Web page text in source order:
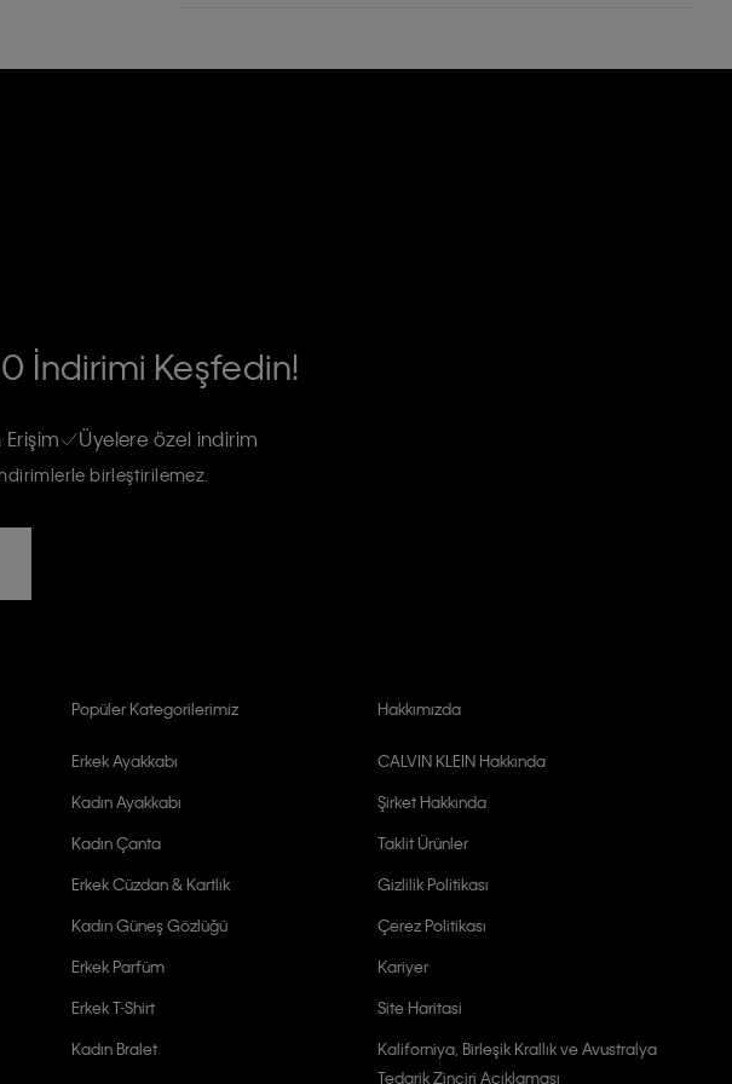
İndirimi Keşfedin!
Üyelere özel indirim
birleştirilemez.
Popüler Kategorilerimiz
Erkek Ayakkabı
Kadın Ayakkabı
Kadın Çanta
Erkek Cüzdan & Kartlık
Kadın Güneş Gözlüğü
Erkek Parfüm
Erkek T-Shirt
Kadın Bralet
Hakkımızda
CALVIN KLEIN Hakkında
Şirket Hakkında
Taklit Ürünler
Gizlilik Politikası
Çerez Politikası
Kariyer
Site Haritasi
Kaliforniya, Birleşik Krallık ve Avustralya
Tedarik Zinciri Açıklaması